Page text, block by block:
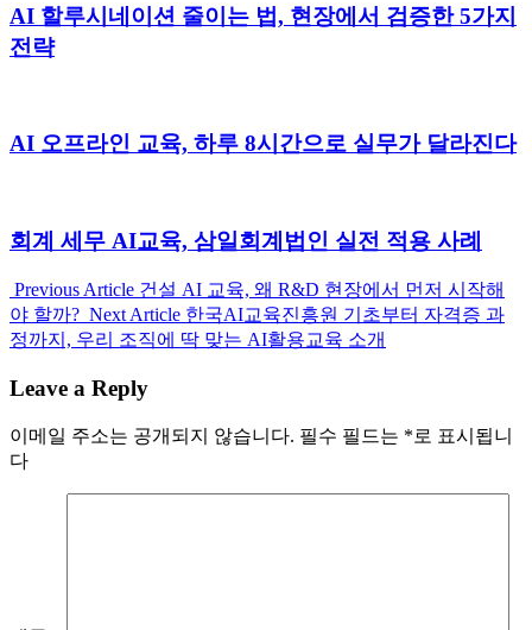
AI 할루시네이션 줄이는 법, 현장에서 검증한 5가지
전략
AI 오프라인 교육, 하루 8시간으로 실무가 달라진다
회계 세무 AI교육, 삼일회계법인 실전 적용 사례
Previous Article Previous
Post:
건설 AI 교육, 왜 R&D 현장에서 먼저 시작해
야 할까? Next Article Next
Post:
한국AI교육진흥원 기초부터 자격증 과
정까지, 우리 조직에 딱 맞는 AI활용교육 소개
Leave a Reply
이메일 주소는 공개되지 않습니다. 필수 필드는 *로 표시됩니
다